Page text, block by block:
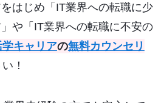
はじめ「IT業界への転職に少
や「IT業界への転職に不安の
学キャリアの無料カウンセリ
！